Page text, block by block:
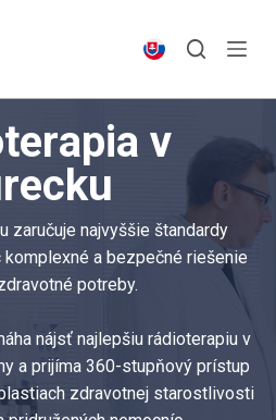
v
zaručuje najvyššie štandardy
a bezpečné riešenie
potreby.
nájsť najlepšiu rádioterapiu v
a prijíma 360-stupňový prístup
zdravotnej starostlivosti